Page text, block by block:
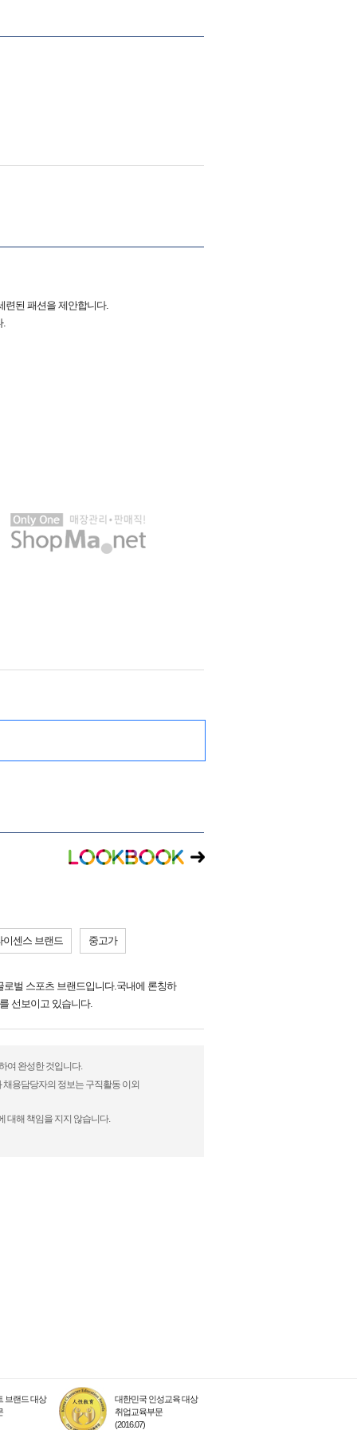
련된 패션을 제안합니다.
.
이센스 브랜드 중고가
벌 스포츠 브랜드입니다.국내에 론칭하
선보이고 있습니다.
여 완성한 것입니다.
용담당자의 정보는 구직활동 이외
대해 책임을 지지 않습니다.
브랜드 대상
대한민국 인성교육 대상
취업교육부문
(2016.07)